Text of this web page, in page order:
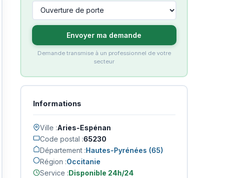
Envoyer ma demande
Demande transmise à un professionnel de votre
secteur
Informations
Ville :Aries-Espénan
Code postal :65230
Département :Hautes-Pyrénées (65)
Région :Occitanie
Service :Disponible 24h/24